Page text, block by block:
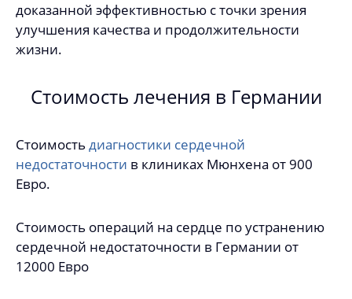
доказанной эффективностью с точки зрения
улучшения качества и продолжительности
жизни.
Стоимость лечения в Германии
Стоимость диагностики сердечной
недостаточности в клиниках Мюнхена от 900
Евро.
Стоимость операций на сердце по устранению
сердечной недостаточности в Германии от
12000 Евро